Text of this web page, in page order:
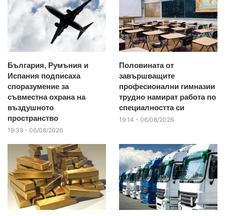
България, Румъния и
Испания подписаха
споразумение за
съвместна охрана на
въздушното
пространство
19:39 - 06/08/2026
Половината от
завършващите
професионални гимназии
трудно намират работа по
специалността си
19:14 - 06/08/2026